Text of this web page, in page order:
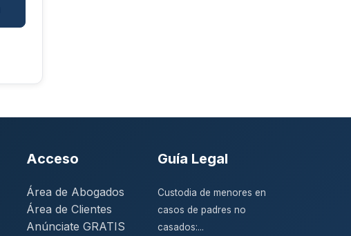
Acceso
Área de Abogados
Área de Clientes
Anúnciate GRATIS
Guía Legal
Custodia de menores en
casos de padres no
casados:...